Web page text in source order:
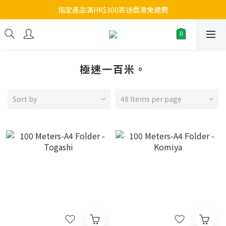
指定產品滿HK$300寄送香港免運費
極速一百米。
Sort by 48 Items per page